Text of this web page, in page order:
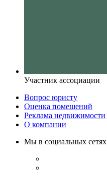
Участник ассоциации
Вопрос юристу
Оценка помещений
Реклама недвижимости
О компании
Мы в социальных сетях